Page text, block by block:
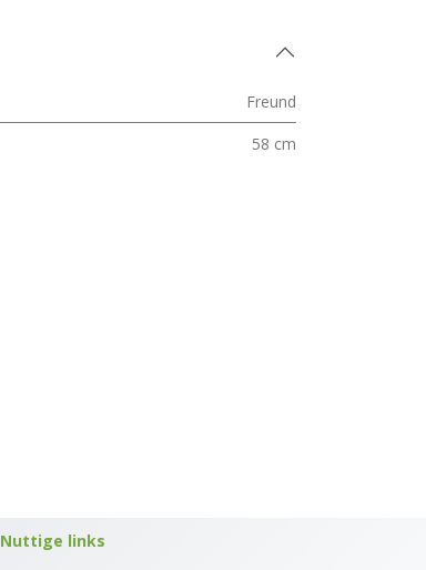
Freund
58 cm
Nuttige links